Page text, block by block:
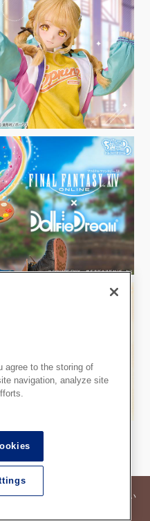
税率に基づいた価格を表示してい
agree to the storing of
navigation, analyze site